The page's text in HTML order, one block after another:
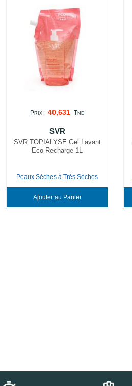
PRIX 40,631 TND
SVR
SVR TOPIALYSE Gel Lavant
Eco-Recharge 1L
Peaux Sèches à Très Sèches
Ajouter au Panier